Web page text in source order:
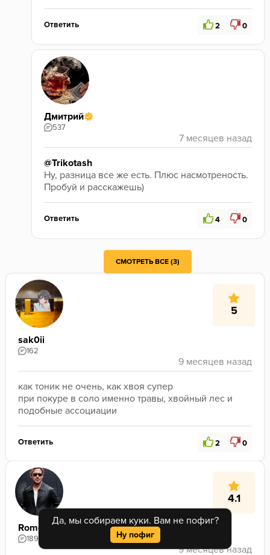
Да, мы собираем куки. Вам не пофиг?
Ну пофиг
Ответить 2 0
Дмитрий
537
@Trikotash
Ну, разница все же есть. Плюс насмотреность.
Пробуй и расскажешь)
Ответить 4 0
СМОТРЕТЬ ВСЕ (3)
5
sak0ii
162
как тоник не очень, как хвоя супер
при покуре в соло именно травы, хвойный лес и
подобные ассоциации
Ответить 2 0
4.1
Romchesku
1895